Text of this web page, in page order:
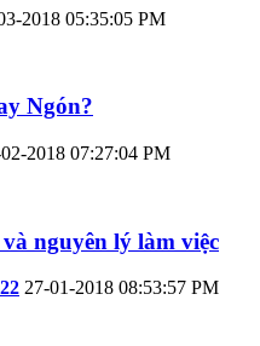
2018 05:35:05 PM
Ngón?
2018 07:27:04 PM
nguyên lý làm việc
27-01-2018 08:53:57 PM